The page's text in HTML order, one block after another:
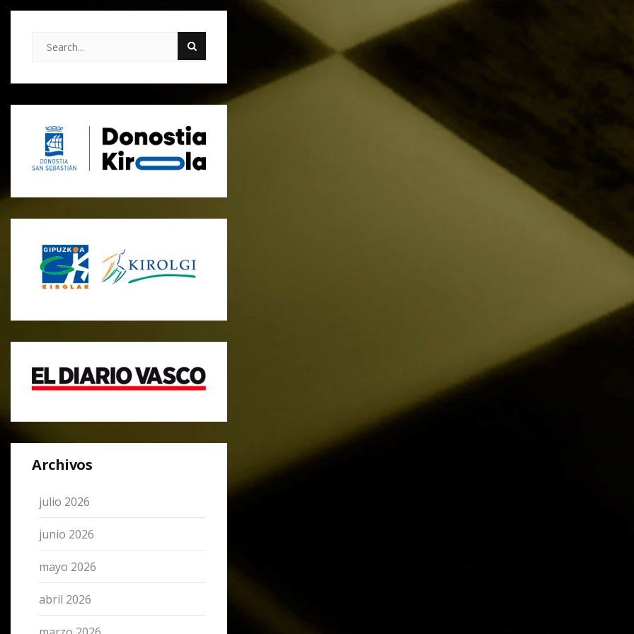
Archivos
julio 2026
junio 2026
mayo 2026
abril 2026